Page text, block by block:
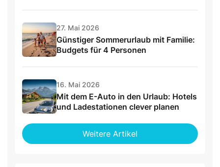
27. Mai 2026
Günstiger Sommerurlaub mit Familie:
Budgets für 4 Personen
16. Mai 2026
Mit dem E-Auto in den Urlaub: Hotels
und Ladestationen clever planen
Weitere Artikel